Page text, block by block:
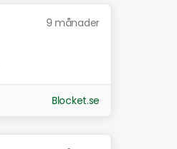
9 månader
Blocket.se